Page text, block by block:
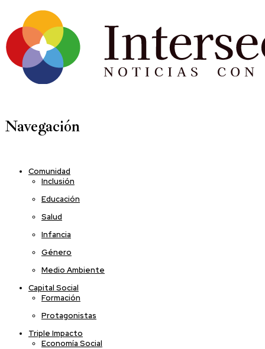
Navegación
Comunidad
Inclusión
Educación
Salud
Infancia
Género
Medio Ambiente
Capital Social
Formación
Protagonistas
Triple Impacto
Economía Social